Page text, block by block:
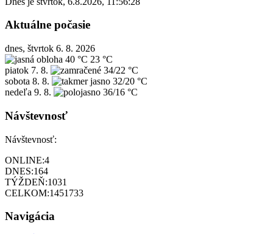
Aktuálne počasie
dnes, štvrtok 6. 8. 2026
40 °C 23 °C
piatok 7. 8.
34/22 °C
sobota 8. 8.
32/20 °C
nedeľa 9. 8. 36/16 °C
Návštevnosť
Návštevnosť:
ONLINE:4
DNES:164
TÝŽDEŇ:1031
CELKOM:1451733
Navigácia